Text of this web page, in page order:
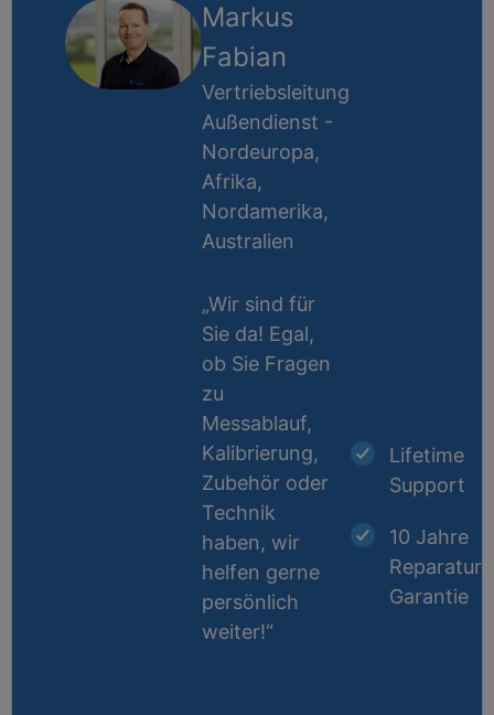
Markus
Fabian
Vertriebsleitung
Außendienst -
Nordeuropa,
Afrika,
Nordamerika,
Australien
„Wir sind für
Sie da! Egal,
ob Sie Fragen
zu
Messablauf,
Kalibrierung,
Zubehör oder
Technik
haben, wir
helfen gerne
persönlich
weiter!“
Lifetime
Support
10 Jahre
Reparatur-
Garantie